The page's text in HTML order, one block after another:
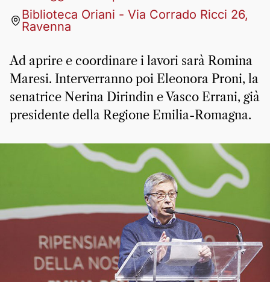
Biblioteca Oriani - Via Corrado Ricci 26,
Ravenna
Ad aprire e coordinare i lavori sarà Romina
Maresi. Interverranno poi Eleonora Proni, la
senatrice Nerina Dirindin e Vasco Errani, già
presidente della Regione Emilia-Romagna.